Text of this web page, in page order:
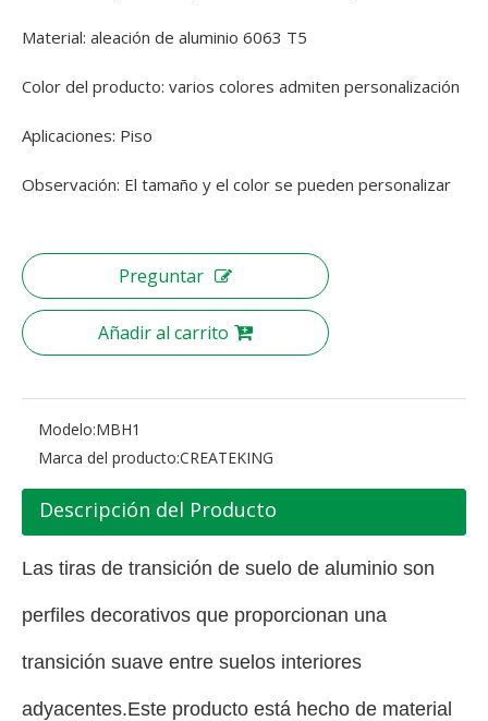
Material: aleación de aluminio 6063 T5
Color del producto: varios colores admiten personalización
Aplicaciones: Piso
Observación: El tamaño y el color se pueden personalizar
Preguntar
Añadir al carrito
Modelo:MBH1
Marca del producto:CREATEKING
Descripción del Producto
Las tiras de transición de suelo de aluminio son
perfiles decorativos que proporcionan una
transición suave entre suelos interiores
adyacentes.Este producto está hecho de material